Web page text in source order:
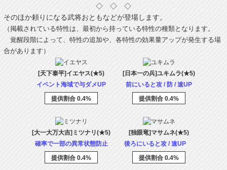
◇ ◇ ◇
そのほか頼りになる武将おともなどが登場します。
（掲載されている特性は、最初から持っている特性の種類となります。
覚醒段階によって、特性の追加や、各特性の効果量アップが発生する場
合があります）
[天下泰平]イエヤス(★5)
イベント海域で与ダメUP
提供割合 0.4%
[日本一の兵]ユキムラ(★5)
前にいると攻 / 防 / 速UP
提供割合 0.4%
[大一大万大吉]ミツナリ(★5)
確率で一部の異常状態防止
提供割合 0.4%
[独眼竜]マサムネ(★5)
後ろにいると攻 / 速UP
提供割合 0.4%